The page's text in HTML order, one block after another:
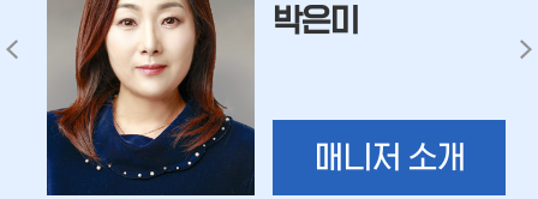
박은미
매니저 소개